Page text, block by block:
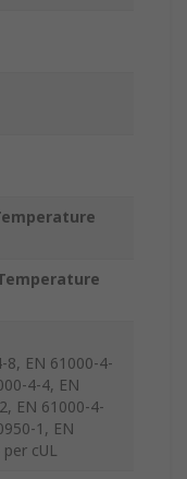
8, EN 61000-4-
4-4, EN
EN 61000-4-
1, EN
cUL